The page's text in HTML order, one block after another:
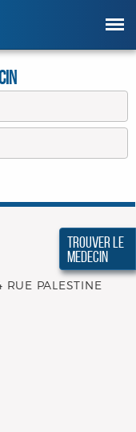
RUE PALESTINE
Trouver le
Medecin